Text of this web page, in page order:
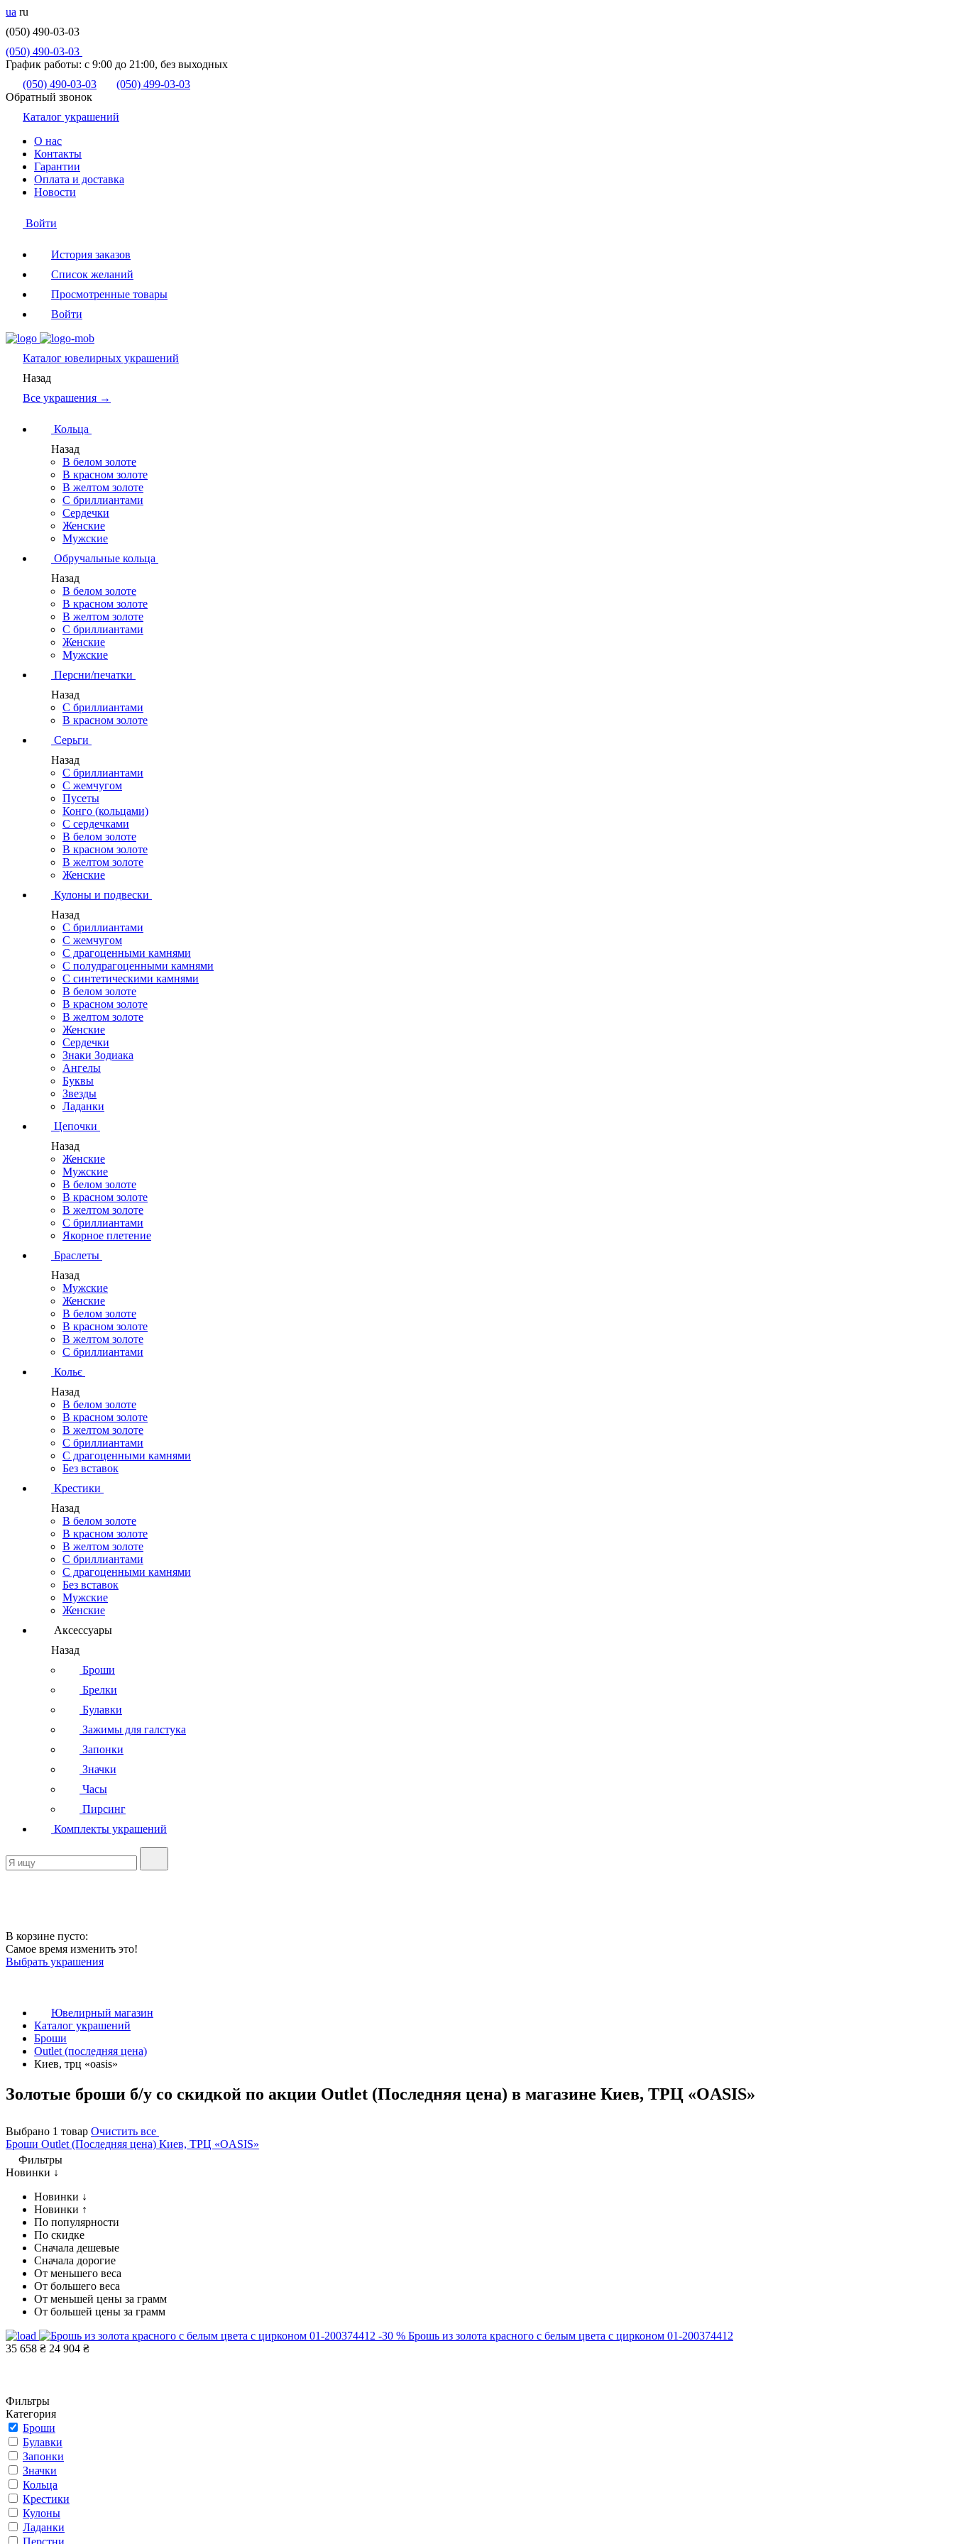
ua ru
(050) 490-03-03
(050) 490-03-03
График работы: с 9:00 до 21:00, без выходных
(050) 490-03-03
(050) 499-03-03
Обратный звонок
Каталог украшений
О нас
Контакты
Гарантии
Оплата и доставка
Новости
Войти
История заказов
Список желаний
Просмотренные товары
Войти
Каталог ювелирных украшений
Назад
Все украшения →
Кольца
Назад
В белом золоте
В красном золоте
В желтом золоте
С бриллиантами
Сердечки
Женские
Мужские
Обручальные кольца
Назад
В белом золоте
В красном золоте
В желтом золоте
С бриллиантами
Женские
Мужские
Персни/печатки
Назад
С бриллиантами
В красном золоте
Серьги
Назад
С бриллиантами
С жемчугом
Пусеты
Конго (кольцами)
С сердечками
В белом золоте
В красном золоте
В желтом золоте
Женские
Кулоны и подвески
Назад
С бриллиантами
С жемчугом
С драгоценными камнями
С полудрагоценными камнями
С синтетическими камнями
В белом золоте
В красном золоте
В желтом золоте
Женские
Сердечки
Знаки Зодиака
Ангелы
Буквы
Звезды
Ладанки
Цепочки
Назад
Женские
Мужские
В белом золоте
В красном золоте
В желтом золоте
С бриллиантами
Якорное плетение
Браслеты
Назад
Мужские
Женские
В белом золоте
В красном золоте
В желтом золоте
С бриллиантами
Кольє
Назад
В белом золоте
В красном золоте
В желтом золоте
С бриллиантами
С драгоценными камнями
Без вставок
Крестики
Назад
В белом золоте
В красном золоте
В желтом золоте
С бриллиантами
С драгоценными камнями
Без вставок
Мужские
Женские
Аксессуары
Назад
Броши
Брелки
Булавки
Зажимы для галстука
Запонки
Значки
Часы
Пирсинг
Комплекты украшений
В корзине пусто:
Самое время изменить это!
Выбрать украшения
Ювелирный магазин
Каталог украшений
Броши
Outlet (последняя цена)
Киев, трц «oasis»
Золотые броши б/у со скидкой по акции Outlet (Последняя цена) в магазине Киев, ТРЦ «OASIS»
Выбрано 1 товар Очистить все
Броши Outlet (Последняя цена) Киев, ТРЦ «OASIS»
Фильтры
Новинки ↓
Новинки ↓
Новинки ↑
По популярности
По скидке
Сначала дешевые
Сначала дорогие
От меньшего веса
От большего веса
От меньшей цены за грамм
От большей цены за грамм
-30 % Брошь из золота красного с белым цвета с цирконом 01-200374412
35 658 ₴ 24 904 ₴
Фильтры
Категория
Броши
Булавки
Запонки
Значки
Кольца
Крестики
Кулоны
Ладанки
Перстни